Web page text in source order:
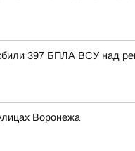
397 БПЛА ВСУ над
Воронежа